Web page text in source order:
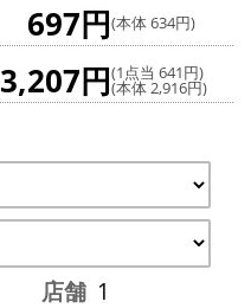
697円(本体 634円)
3,207円(1点当 641円)
(本体 2,916円)
店舗 1